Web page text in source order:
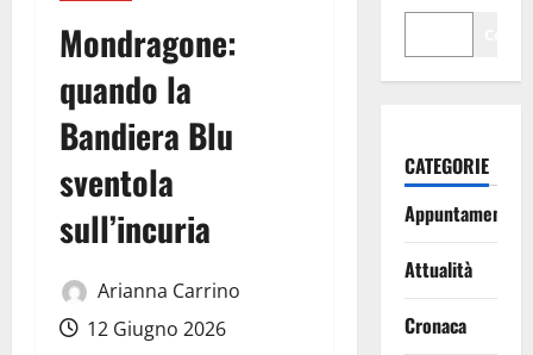
Mondragone:
quando la
Bandiera Blu
sventola
sull’incuria
Arianna Carrino
12 Giugno 2026
CATEGORIE
Appuntamenti
Attualità
Cronaca